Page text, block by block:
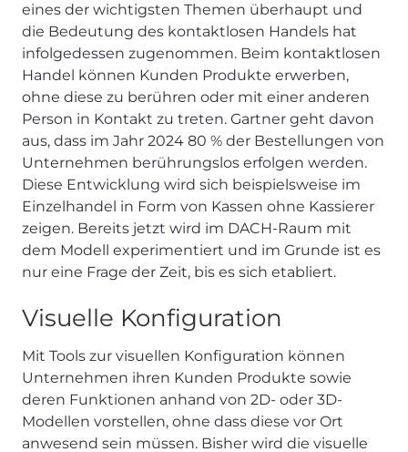
eines der wichtigsten Themen überhaupt und
die Bedeutung des kontaktlosen Handels hat
infolgedessen zugenommen. Beim kontaktlosen
Handel können Kunden Produkte erwerben,
ohne diese zu berühren oder mit einer anderen
Person in Kontakt zu treten. Gartner geht davon
aus, dass im Jahr 2024 80 % der Bestellungen von
Unternehmen berührungslos erfolgen werden.
Diese Entwicklung wird sich beispielsweise im
Einzelhandel in Form von Kassen ohne Kassierer
zeigen. Bereits jetzt wird im DACH-Raum mit
dem Modell experimentiert und im Grunde ist es
nur eine Frage der Zeit, bis es sich etabliert.
Visuelle Konfiguration
Mit Tools zur visuellen Konfiguration können
Unternehmen ihren Kunden Produkte sowie
deren Funktionen anhand von 2D- oder 3D-
Modellen vorstellen, ohne dass diese vor Ort
anwesend sein müssen. Bisher wird die visuelle